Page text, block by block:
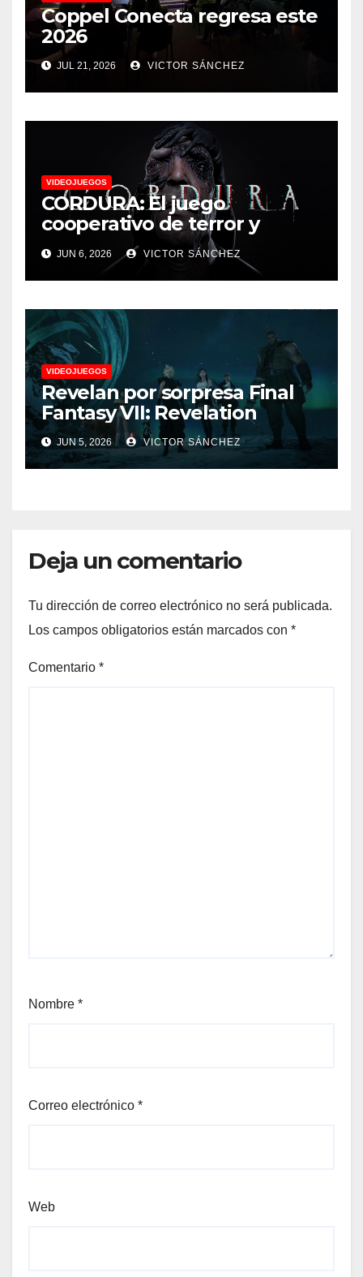
Coppel Conecta regresa este
2026
JUL 21, 2026 VICTOR SÁNCHEZ
VIDEOJUEGOS
CORDURA: El juego
cooperativo de terror y
supervivencia AA presenta
su tráiler de jugabilidad en
Future Game Show
JUN 6, 2026 VICTOR SÁNCHEZ
VIDEOJUEGOS
Revelan por sorpresa Final
Fantasy VII: Revelation
JUN 5, 2026 VICTOR SÁNCHEZ
Deja un comentario
Tu dirección de correo electrónico no será publicada.
Los campos obligatorios están marcados con *
Comentario *
Nombre *
Correo electrónico *
Web